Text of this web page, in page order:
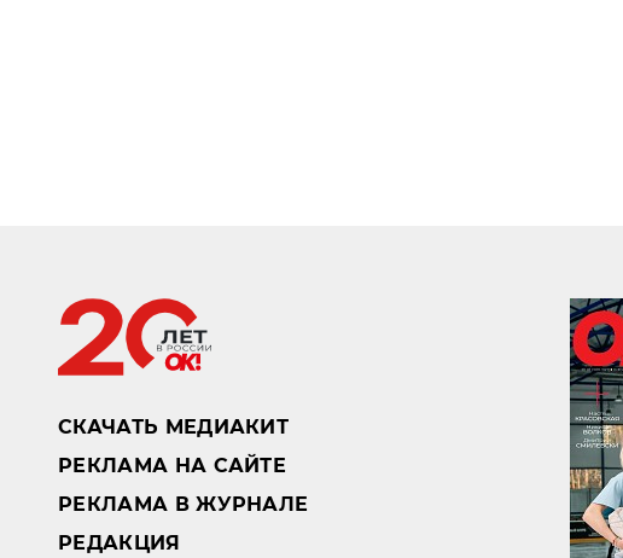
СКАЧАТЬ МЕДИАКИТ
РЕКЛАМА НА САЙТЕ
РЕКЛАМА В ЖУРНАЛЕ
РЕДАКЦИЯ